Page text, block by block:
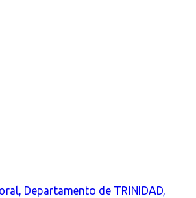
Departamento de TRINIDAD,